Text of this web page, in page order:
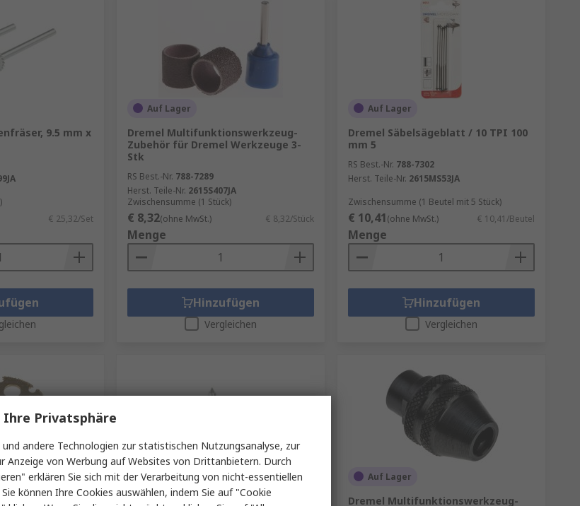
9.5 mm x
€ 25,32/Set
Auf Lager
Dremel Multifunktionswerkzeug-
Zubehör für Dremel Werkzeuge 3-
Stk
RS Best.-Nr. 788-7289
Herst. Teile-Nr. 2615S407JA
Zwischensumme (1 Stück)
€ 8,32(ohne MwSt.) € 8,32/Stück
Menge
Hinzufügen
Vergleichen
Auf Lager
Dremel Säbelsägeblatt / 10 TPI 100
mm 5
RS Best.-Nr. 788-7302
Herst. Teile-Nr. 2615MS53JA
Zwischensumme (1 Beutel mit 5 Stück)
€ 10,41(ohne MwSt.) € 10,41/Beutel
Menge
Hinzufügen
Vergleichen
Auf Lager
Dremel Multifunktionswerkzeug-
Auf Lager
Dremel Multifunktionswerkzeug-
Privatsphäre
andere Technologien zur statistischen Nutzungsanalyse, zur
Anzeige von Werbung auf Websites von Drittanbietern. Durch
erklären Sie sich mit der Verarbeitung von nicht-essentiellen
können Ihre Cookies auswählen, indem Sie auf "Cookie